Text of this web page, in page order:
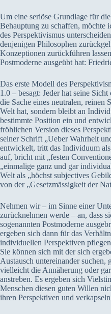
Um eine seriöse Grundlage für
Behauptung zu schaffen, möchte
des Perspektivismus
denjenigen Philosophen
Konzeptionen zurückführen
Postmoderne ausgeübt hat:
Das erste Modell des
1.0 – besagt: Jeder hat seine
die Sache eines neutralen, reinen
Welt hat, sondern bleibt an
bestimmte Position ein und
fröhlichen Version dieses
seiner Schrift „Ueber Wahrheit
entwickelt, tritt das Individuum als
auf, bricht mit „festen
„einmalige ganz und gar
Welt als „höchst subjectives
von der „Gesetzmässigkeit der
Nehmen wir – im Sinne einer
zurücknehmen werde – an, dass
sogenannten Postmoderne
ergeben sich dann für das
individuellen Perspektiven
Sie können sich mit der sich
Austausch untereinander suchen,
vielleicht die Annäherung oder
anstreben. Es ergeben sich
Menschen diesen guten Willen
ihren Perspektiven und